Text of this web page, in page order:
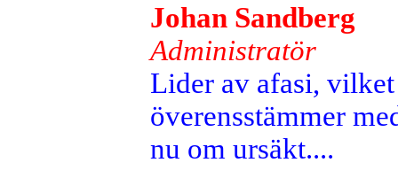
Johan Sandberg
Administratör
Lider av afasi,
överensstämmer
nu om ursäkt....